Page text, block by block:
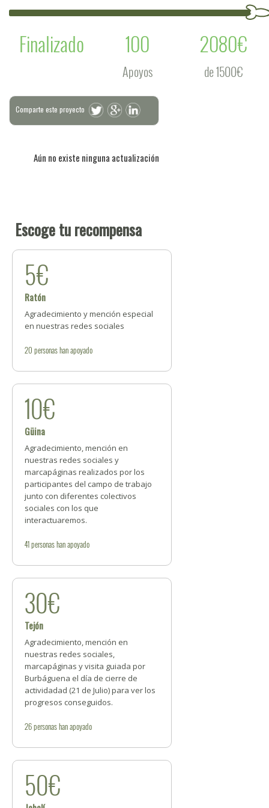
Finalizado
100
Apoyos
2080€
de 1500€
Comparte este proyecto
Aún no existe ninguna actualización
Escoge tu recompensa
5€
Ratón
Agradecimiento y mención especial
en nuestras redes sociales
20 personashan apoyado
10€
Güina
Agradecimiento, mención en
nuestras redes sociales y
marcapáginas realizados por los
participantes del campo de trabajo
junto con diferentes colectivos
sociales con los que
interactuaremos.
41personashan apoyado
30€
Tejón
Agradecimiento, mención en
nuestras redes sociales,
marcapáginas y visita guiada por
Burbáguena el día de cierre de
actividadad (21 de Julio) para ver los
progresos conseguidos.
26personashan apoyado
50€